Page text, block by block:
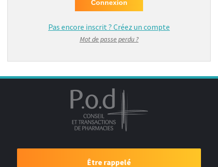
Pas encore inscrit ? Créez un compte
Mot de passe perdu ?
Être rappelé